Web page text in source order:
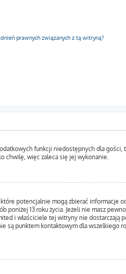
prawnych związanych z tą witryną?
funkcji niedostępnych dla gości,
chwilę, więc zaleca się jej wykonanie.
potencjalnie mogą zbierać informacje
13 roku życia. Jeżeli nie masz
i właściciele tej witryny nie dostarczają
są punktem kontaktowym dla wszelkiego